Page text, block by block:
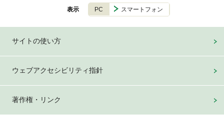
表示 PC スマートフォン
サイトの使い方
ウェブアクセシビリティ指針
著作権・リンク